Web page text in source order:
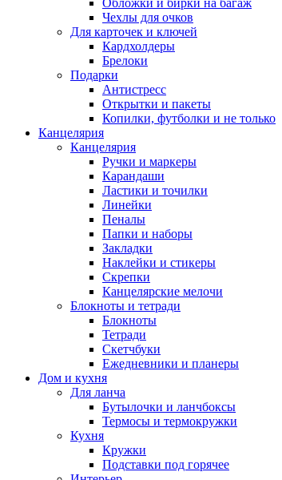
Обложки и бирки на багаж
Чехлы для очков
Для карточек и ключей
Кардхолдеры
Брелоки
Подарки
Антистресс
Открытки и пакеты
Копилки, футболки и не только
Канцелярия
Канцелярия
Ручки и маркеры
Карандаши
Ластики и точилки
Линейки
Пеналы
Папки и наборы
Закладки
Наклейки и стикеры
Скрепки
Канцелярские мелочи
Блокноты и тетради
Блокноты
Тетради
Скетчбуки
Ежедневники и планеры
Дом и кухня
Для ланча
Бутылочки и ланчбоксы
Термосы и термокружки
Кухня
Кружки
Подставки под горячее